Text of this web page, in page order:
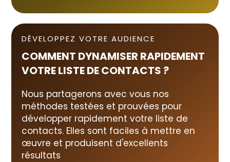
DÉVELOPPEZ VOTRE AUDIENCE
COMMENT DYNAMISER RAPIDEMENT
VOTRE LISTE DE CONTACTS ?
Nous partagerons avec vous nos
méthodes testées et prouvées pour
développer rapidement votre liste de
contacts. Elles sont faciles à mettre en
œuvre et produisent d'excellents
résultats